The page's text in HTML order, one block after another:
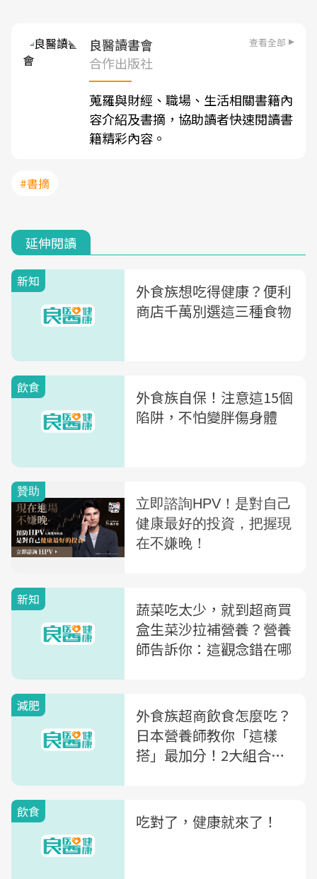
良醫讀書會 查看全部
合作出版社
蒐羅與財經、職場、生活相關書籍內
容介紹及書摘，協助讀者快速閱讀書
籍精彩內容。
#書摘
延伸閱讀
新知
外食族想吃得健康？便利
商店千萬別選這三種食物
飲食
外食族自保！注意這15個
陷阱，不怕變胖傷身體
新知
蔬菜吃太少，就到超商買
盒生菜沙拉補營養？營養
師告訴你：這觀念錯在哪
減肥
外食族超商飲食怎麼吃？
日本營養師教你「這樣
搭」最加分！2大組合菜
飲食 吃對了，健康就來了！